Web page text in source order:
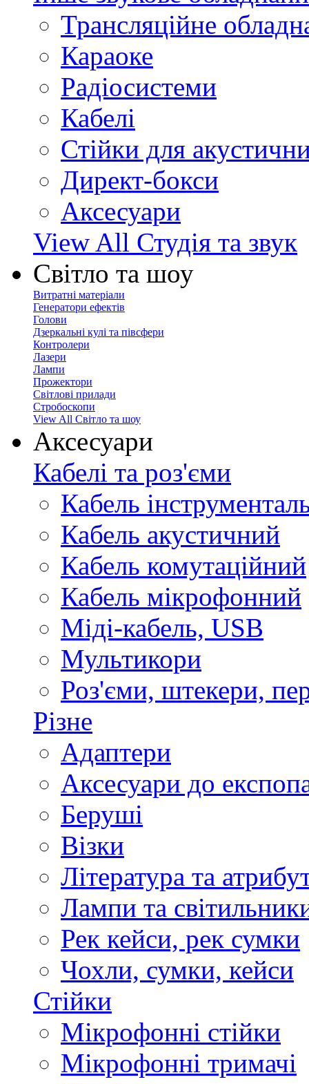
Трансляційне
Караоке
Радіосистеми
Кабелі
Стійки для
Директ-бокси
Аксесуари
View All Студія та звук
Світло та шоу
Витратні матеріали
Генератори ефектів
Голови
Дзеркальні кулі та півсфери
Контролери
Лазери
Лампи
Прожектори
Світлові прилади
Стробоскопи
View All Світло та шоу
Аксесуари
Кабелі та роз'єми
Кабель
Кабель акустичний
Кабель комутаційний
Кабель мікрофонний
Міді-кабель, USB
Мультикори
Роз'єми, штекери,
Різне
Адаптери
Аксесуари до
Беруші
Візки
Література та
Лампи та
Рек кейси, рек сумки
Чохли, сумки, кейси
Стійки
Мікрофонні стійки
Мікрофонні тримачі